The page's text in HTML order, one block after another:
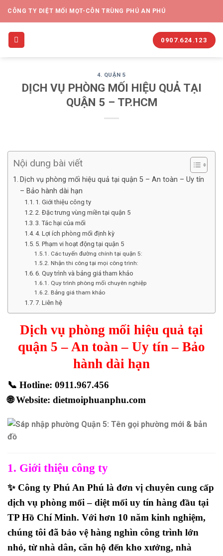
CÔNG TY DIỆT MỐI MỌT-CÔN TRÙNG PHÚ AN PHÚ
0907.624.123
4. QUẬN 5
DỊCH VỤ PHÒNG MỐI HIỆU QUẢ TẠI
QUẬN 5 – TP.HCM
Nội dung bài viết
Dịch vụ phòng mối hiệu quả tại quận 5 – An toàn – Uy tín
– Bảo hành dài hạn
1. Giới thiệu công ty
2. Đặc trưng vùng miền tại quận 5
3. Tác hại của mối
4. Lợi ích phòng mối định kỳ
5. Phạm vi hoạt động tại quận 5
Các tuyến đường chính tại quận 5:
Nhận thi công tại mọi công trình:
6. Quy trình và bảng giá tham khảo
Quy trình phòng mối chuyên nghiệp
Bảng giá tham khảo
7. Liên hệ
Dịch vụ phòng mối hiệu quả tại
quận 5 – An toàn – Uy tín – Bảo
hành dài hạn
📞 Hotline: 0911.967.456
🌐Website: dietmoiphuanphu.com
1. Giới thiệu công ty
✨ Công ty Phú An Phú là đơn vị chuyên cung cấp
dịch vụ phòng mối – diệt mối uy tín hàng đầu tại
TP Hồ Chí Minh. Với hơn 10 năm kinh nghiệm,
chúng tôi đã bảo vệ hàng nghìn công trình lớn
nhỏ, từ nhà dân, căn hộ đến kho xưởng, nhà